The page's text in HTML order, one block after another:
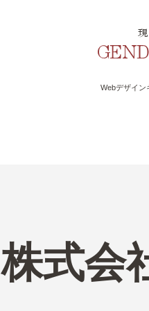
Webデザイン
株式会